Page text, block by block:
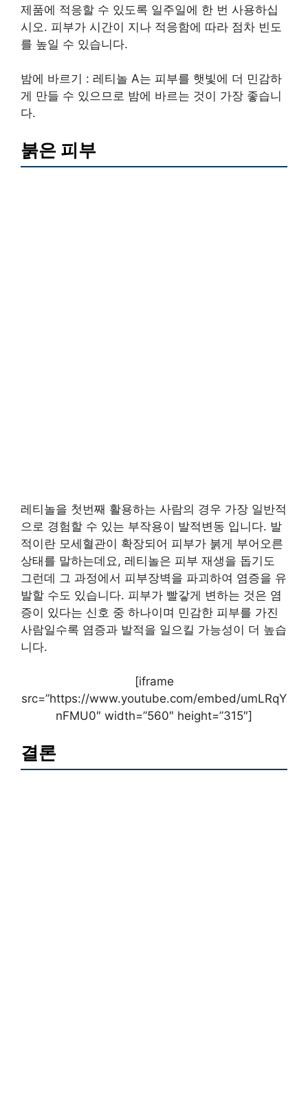
제품에 적응할 수 있도록 일주일에 한 번 사용하십
시오. 피부가 시간이 지나 적응함에 따라 점차 빈도
를 높일 수 있습니다.
밤에 바르기 : 레티놀 A는 피부를 햇빛에 더 민감하
게 만들 수 있으므로 밤에 바르는 것이 가장 좋습니
다.
붉은 피부
레티놀을 첫번째 활용하는 사람의 경우 가장 일반적
으로 경험할 수 있는 부작용이 발적변동 입니다. 발
적이란 모세혈관이 확장되어 피부가 붉게 부어오른
상태를 말하는데요, 레티놀은 피부 재생을 돕기도
그런데 그 과정에서 피부장벽을 파괴하여 염증을 유
발할 수도 있습니다. 피부가 빨갛게 변하는 것은 염
증이 있다는 신호 중 하나이며 민감한 피부를 가진
사람일수록 염증과 발적을 일으킬 가능성이 더 높습
니다.
[iframe
src=”https://www.youtube.com/embed/umLRqY
nFMU0″ width=”560″ height=”315″]
결론